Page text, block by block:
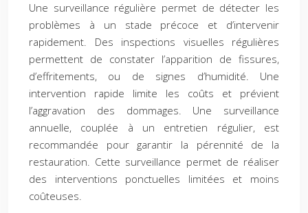
Une surveillance régulière permet de détecter les
problèmes à un stade précoce et d’intervenir
rapidement. Des inspections visuelles régulières
permettent de constater l’apparition de fissures,
d’effritements, ou de signes d’humidité. Une
intervention rapide limite les coûts et prévient
l’aggravation des dommages. Une surveillance
annuelle, couplée à un entretien régulier, est
recommandée pour garantir la pérennité de la
restauration. Cette surveillance permet de réaliser
des interventions ponctuelles limitées et moins
coûteuses.